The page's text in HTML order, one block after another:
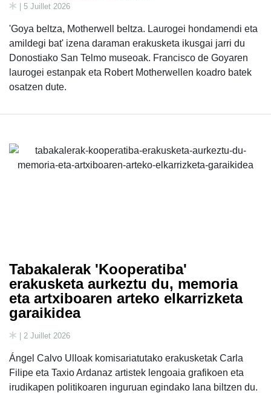
| 5 Juillet 2026
'Goya beltza, Motherwell beltza. Laurogei hondamendi eta
amildegi bat' izena daraman erakusketa ikusgai jarri du
Donostiako San Telmo museoak. Francisco de Goyaren
laurogei estanpak eta Robert Motherwellen koadro batek
osatzen dute.
Tabakalerak 'Kooperatiba'
erakusketa aurkeztu du, memoria
eta artxiboaren arteko elkarrizketa
garaikidea
| 2 Juillet 2026
Ángel Calvo Ulloak komisariatutako erakusketak Carla
Filipe eta Taxio Ardanaz artistek lengoaia grafikoen eta
irudikapen politikoaren inguruan egindako lana biltzen du.